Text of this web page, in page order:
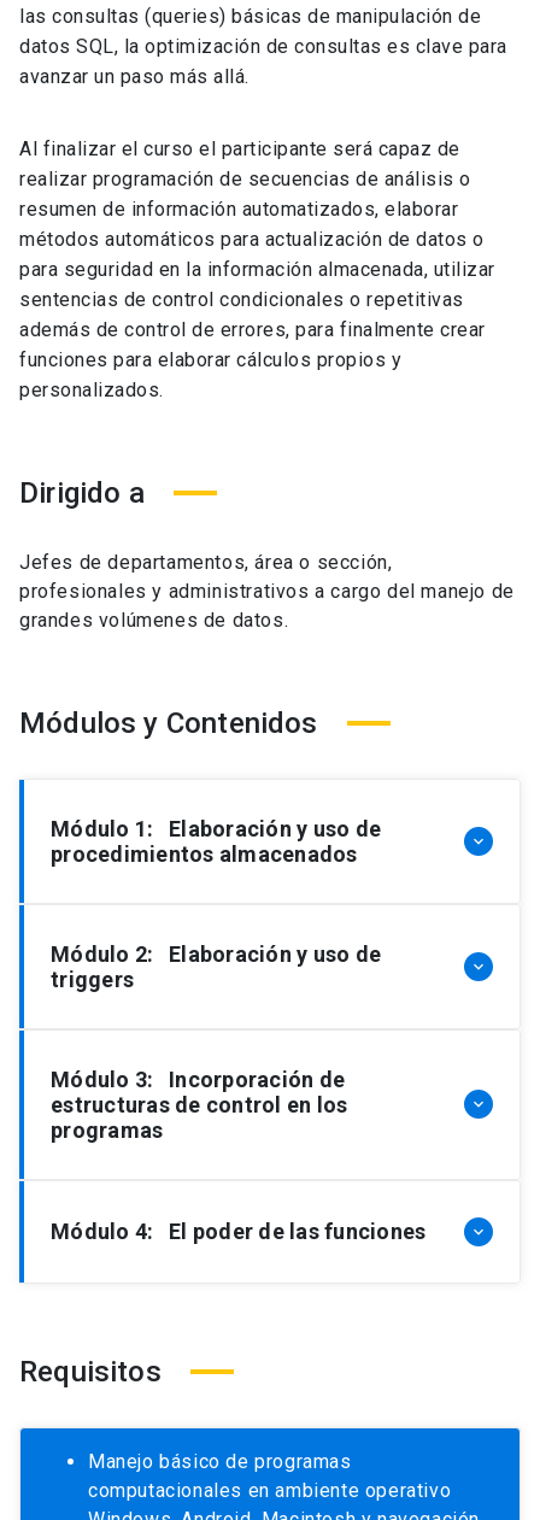
las consultas (queries) básicas de manipulación de
datos SQL, la optimización de consultas es clave para
avanzar un paso más allá.
Al finalizar el curso el participante será capaz de
realizar programación de secuencias de análisis o
resumen de información automatizados, elaborar
métodos automáticos para actualización de datos o
para seguridad en la información almacenada, utilizar
sentencias de control condicionales o repetitivas
además de control de errores, para finalmente crear
funciones para elaborar cálculos propios y
personalizados.
Dirigido a
Jefes de departamentos, área o sección,
profesionales y administrativos a cargo del manejo de
grandes volúmenes de datos.
Módulos y Contenidos
Módulo 1: Elaboración y uso de
procedimientos almacenados
keyboard_arrow_down
Módulo 2: Elaboración y uso de
triggers
keyboard_arrow_down
Módulo 3: Incorporación de
estructuras de control en los
programas
keyboard_arrow_down
Módulo 4: El poder de las funciones keyboard_arrow_down
Requisitos
Manejo básico de programas
computacionales en ambiente operativo